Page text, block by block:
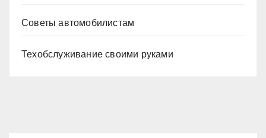
Советы автомобилистам
Техобслуживание своими руками